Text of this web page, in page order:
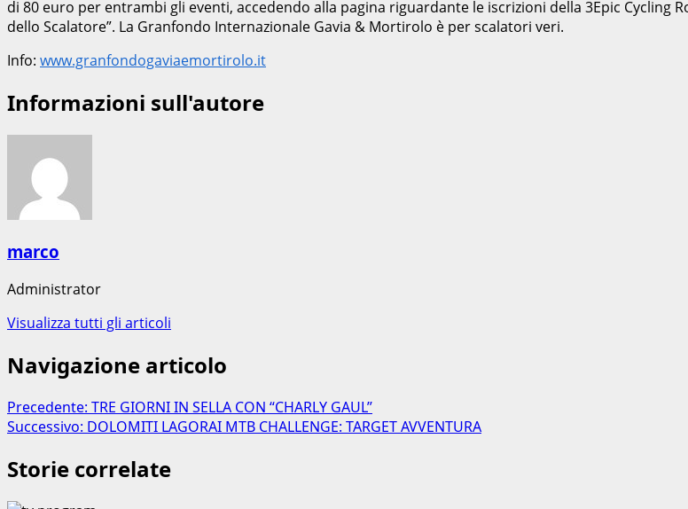
di 80 euro per entrambi gli eventi, accedendo alla pagina riguardante le iscrizioni della 3Epic Cycling
dello Scalatore”. La Granfondo Internazionale Gavia & Mortirolo è per scalatori veri.
Info: www.granfondogaviaemortirolo.it
Informazioni sull'autore
marco
Administrator
Visualizza tutti gli articoli
Navigazione articolo
Precedente: TRE GIORNI IN SELLA CON “CHARLY GAUL”
Successivo: DOLOMITI LAGORAI MTB CHALLENGE: TARGET AVVENTURA
Storie correlate